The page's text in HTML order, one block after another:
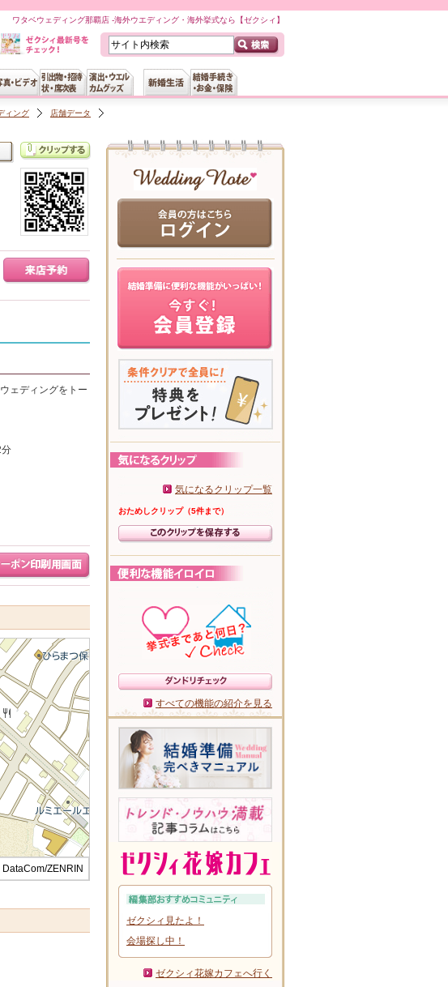
ワタベウェディング那覇店 -海外ウエディング・海外挙式なら【ゼクシィ】
ィング
店舗データ
ェディングをトー
ZENRIN
気になるクリップ一覧
おためしクリップ（5件まで）
すべての機能の紹介を見る
ゼクシィ見たよ！
会場探し中！
ゼクシィ花嫁カフェへ行く